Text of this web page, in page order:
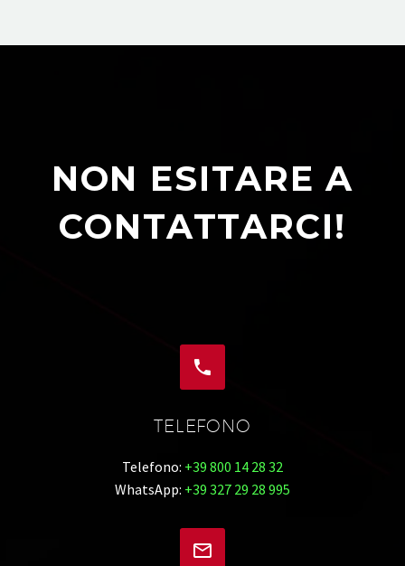
NON ESITARE A
CONTATTARCI!


TELEFONO
Telefono: +39 800 14 28 32
WhatsApp: +39 327 29 28 995

